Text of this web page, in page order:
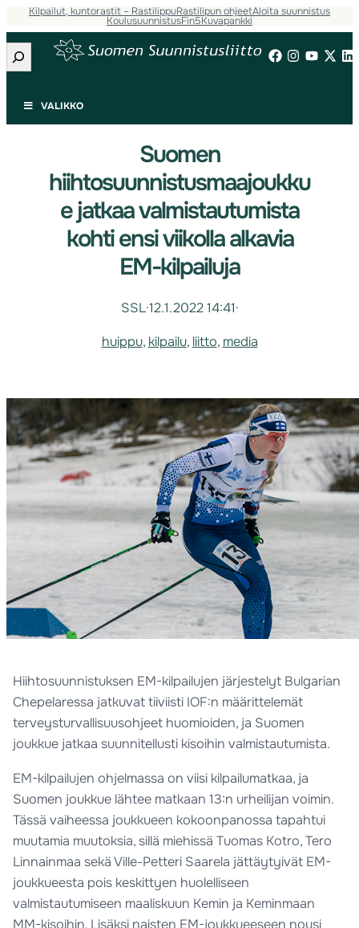
Kilpailut, kuntorastit – RastilippuRastilipun ohjeetAloita suunnistus
KoulusuunnistusFin5Kuvapankki
Etsi
VALIKKO
Suomen
hiihtosuunnistusmaajoukku
e jatkaa valmistautumista
kohti ensi viikolla alkavia
EM-kilpailuja
SSL·12.1.2022 14:41·
huippu, kilpailu, liitto, media
Hiihtosuunnistuksen EM-kilpailujen järjestelyt Bulgarian
Chepelaressa jatkuvat tiiviisti IOF:n määrittelemät
terveysturvallisuusohjeet huomioiden, ja Suomen
joukkue jatkaa suunnitellusti kisoihin valmistautumista.
EM-kilpailujen ohjelmassa on viisi kilpailumatkaa, ja
Suomen joukkue lähtee matkaan 13:n urheilijan voimin.
Tässä vaiheessa joukkueen kokoonpanossa tapahtui
muutamia muutoksia, sillä miehissä Tuomas Kotro, Tero
Linnainmaa sekä Ville-Petteri Saarela jättäytyivät EM-
joukkueesta pois keskittyen huolelliseen
valmistautumiseen maaliskuun Kemin ja Keminmaan
MM-kisoihin. Lisäksi naisten EM-joukkueeseen nousi